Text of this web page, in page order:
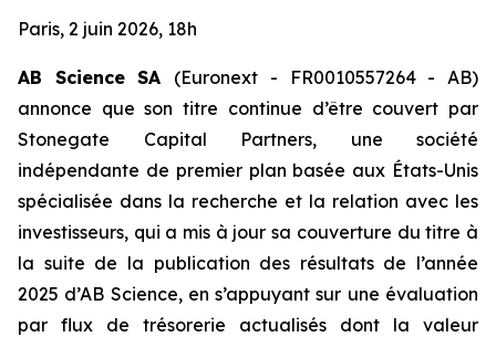
Paris, 2 juin 2026, 18h
AB Science SA (Euronext - FR0010557264 - AB)
annonce que son titre continue d’être couvert par
Stonegate Capital Partners, une société
indépendante de premier plan basée aux États-Unis
spécialisée dans la recherche et la relation avec les
investisseurs, qui a mis à jour sa couverture du titre à
la suite de la publication des résultats de l’année
2025 d’AB Science, en s’appuyant sur une évaluation
par flux de trésorerie actualisés dont la valeur